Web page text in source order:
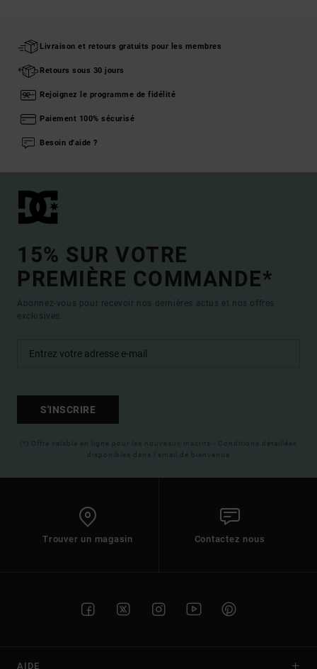
Livraison et retours gratuits pour les membres
Retours sous 30 jours
Rejoignez le programme de fidélité
Paiement 100% sécurisé
Besoin d'aide ?
15% SUR VOTRE
PREMIÈRE COMMANDE*
Abonnez-vous pour recevoir nos dernières actus et nos offres
exclusives.
S'INSCRIRE
(*) Offre valable en ligne pour les nouveaux inscrits - Conditions détaillées
disponibles dans l'email de bienvenue
Trouver un magasin Contactez nous
AIDE